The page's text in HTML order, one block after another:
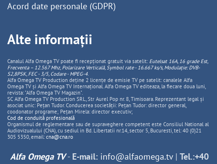
Acord date personale (GDPR)
Alte informații
Canalul Alfa Omega TV poate fi recepționat gratuit via satelit: Eutelsat 16A, 16 grade Est,
Frecventa – 12.567 Mhz, PolarizareVerticală, Symbol rate - 16.667 ks/s, Modulație: DVB-
S2,8PSK, FEC - 3/5, Codare - MPEG-4.
Alfa Omega TV Production deține 2 licențe de emisie TV pe satelit: canalele Alfa
Omega TV și Alfa Omega TV Internațional. Alfa Omega TV editeaza, la fiecare doua luni,
revista: "Alfa Omega TV Magazin".
SC Alfa Omega TV Production SRL, Str Aurel Pop nr. 8, Timisoara. Reprezentant legal și
asociat unic: Pețan Tudor. Conducerea societății: Pețan Tudor: director general,
coodonator programe; Pețan Mirela: director executiv;
Cod de conduită profesională
Organismul de reglementare sau de supraveghere competent este Consiliul National al
Audiovizualului (CNA), cu sediul in Bd. Libertatii nr.14, sector 5, Bucuresti, tel: 40 (0)21
305 5350, email: cna@cna.ro
Alfa Omega TV- E-mail: info@alfaomega.tv| Tel.:+40